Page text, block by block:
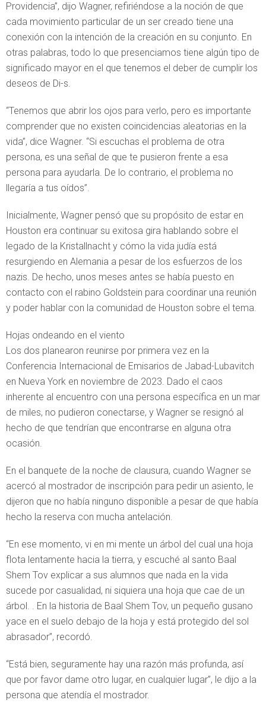
Providencia”, dijo Wagner, refiriéndose a la noción de que
cada movimiento particular de un ser creado tiene una
conexión con la intención de la creación en su conjunto. En
otras palabras, todo lo que presenciamos tiene algún tipo de
significado mayor en el que tenemos el deber de cumplir los
deseos de Di-s.
“Tenemos que abrir los ojos para verlo, pero es importante
comprender que no existen coincidencias aleatorias en la
vida”, dice Wagner. “Si escuchas el problema de otra
persona, es una señal de que te pusieron frente a esa
persona para ayudarla. De lo contrario, el problema no
llegaría a tus oídos”.
Inicialmente, Wagner pensó que su propósito de estar en
Houston era continuar su exitosa gira hablando sobre el
legado de la Kristallnacht y cómo la vida judía está
resurgiendo en Alemania a pesar de los esfuerzos de los
nazis. De hecho, unos meses antes se había puesto en
contacto con el rabino Goldstein para coordinar una reunión
y poder hablar con la comunidad de Houston sobre el tema.
Hojas ondeando en el viento
Los dos planearon reunirse por primera vez en la
Conferencia Internacional de Emisarios de Jabad-Lubavitch
en Nueva York en noviembre de 2023. Dado el caos
inherente al encuentro con una persona específica en un mar
de miles, no pudieron conectarse, y Wagner se resignó al
hecho de que tendrían que encontrarse en alguna otra
ocasión.
En el banquete de la noche de clausura, cuando Wagner se
acercó al mostrador de inscripción para pedir un asiento, le
dijeron que no había ninguno disponible a pesar de que había
hecho la reserva con mucha antelación.
“En ese momento, vi en mi mente un árbol del cual una hoja
flota lentamente hacia la tierra, y escuché al santo Baal
Shem Tov explicar a sus alumnos que nada en la vida
sucede por casualidad, ni siquiera una hoja que cae de un
árbol. . En la historia de Baal Shem Tov, un pequeño gusano
yace en el suelo debajo de la hoja y está protegido del sol
abrasador”, recordó.
“Está bien, seguramente hay una razón más profunda, así
que por favor dame otro lugar, en cualquier lugar”, le dijo a la
persona que atendía el mostrador.